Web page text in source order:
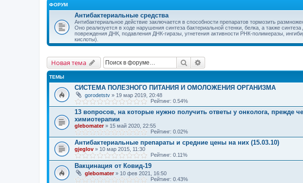
ФОРУМ
Антибактериальные средства
Антибактериальное действие заключается в способности препаратов тормозить
Оно реализуется в ходе нарушения синтеза бактериальной стенки, белка, а также
повреждения ДНК, подавления ДНК-гиразы, угнетения активности РНК-полимеразы,
кислоты).
Новая тема Поиск
ТЕМЫ
СИСТЕМА ПОЛЕЗНОГО ПИТАНИЯ И ОМОЛОЖЕНИЯ ОРГАНИЗМА
gorodetstv » 19 мар 2019, 20:48
Рейтинг: 0.54%
13 вопросов, на которые нужно получить ответы у онколога, прежде
химиотерапии
glebomater» 15 май 2020, 22:55
Рейтинг: 0.02%
Антибактериальные препараты и средние цены на них (15.03.10)
gjeglov » 10 мар 2015, 11:30
Рейтинг: 0.11%
Вакцинация от Ковид-19
glebomater» 10 фев 2021, 16:50
Рейтинг: 0.43%